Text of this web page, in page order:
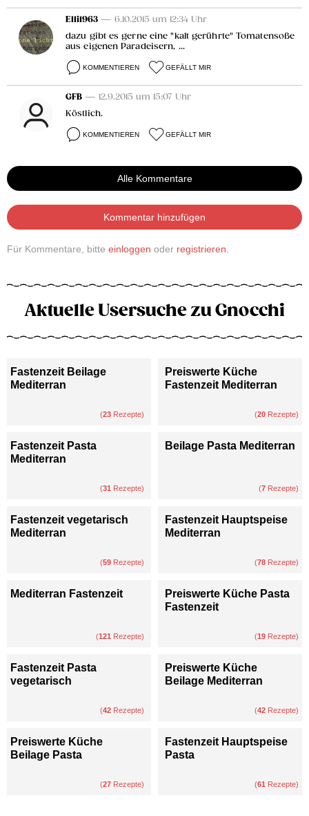
Elli1963 — 6.10.2015 um 12:34 Uhr
dazu gibt es gerne eine "kalt gerührte" Tomatensoße
aus eigenen Paradeisern, ...
KOMMENTIEREN GEFÄLLT MIR
GFB — 12.9.2015 um 15:07 Uhr
Köstlich.
KOMMENTIEREN GEFÄLLT MIR
Alle Kommentare
Kommentar hinzufügen
Für Kommentare, bitte einloggen oder registrieren
Aktuelle Usersuche zu Gnocchi
Fastenzeit Beilage
Mediterran
(23 Rezepte)
Preiswerte Küche
Fastenzeit Mediterran
(20 Rezepte)
Fastenzeit Pasta
Mediterran
(31 Rezepte)
Beilage Pasta Mediterran
(7 Rezepte)
Fastenzeit vegetarisch
Mediterran
(59 Rezepte)
Fastenzeit Hauptspeise
Mediterran
(78 Rezepte)
Mediterran Fastenzeit
(121 Rezepte)
Preiswerte Küche Pasta
Fastenzeit
(19 Rezepte)
Fastenzeit Pasta
vegetarisch
(42 Rezepte)
Preiswerte Küche
Beilage Mediterran
(42 Rezepte)
Preiswerte Küche
Beilage Pasta
(27 Rezepte)
Fastenzeit Hauptspeise
Pasta
(61 Rezepte)